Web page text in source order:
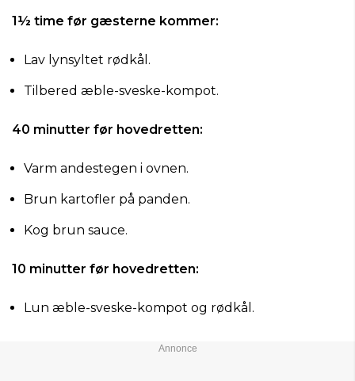
1½ time før gæsterne kommer:
Lav lynsyltet rødkål.
Tilbered æble-sveske-kompot.
40 minutter før hovedretten:
Varm andestegen i ovnen.
Brun kartofler på panden.
Kog brun sauce.
10 minutter før hovedretten:
Lun æble-sveske-kompot og rødkål.